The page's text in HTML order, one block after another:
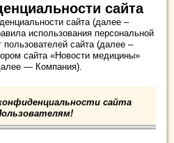
сайта
сайта (далее –
использования персональной
сайта (далее –
сайта «Новости медицины»
— Компания).​
сайта